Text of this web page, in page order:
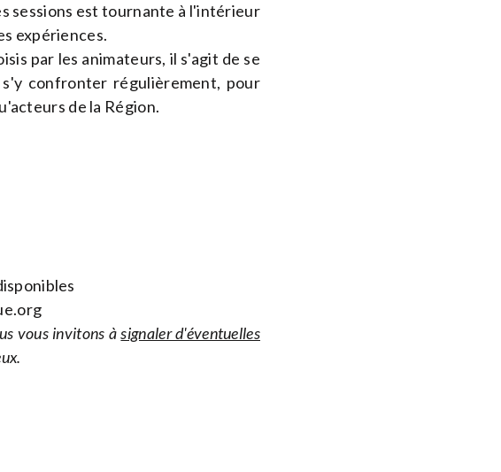
sessions est tournante à l'intérieur
expériences.
par les animateurs, il s'agit de se
confronter régulièrement, pour
de la Région.
vous invitons àsignaler d'éventuelles